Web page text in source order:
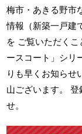
梅市・あきる野市
情報（新築一戸建
を ご覧いただく
ースコート」シリ
りも早くお知らせ
山ございます。
せ。